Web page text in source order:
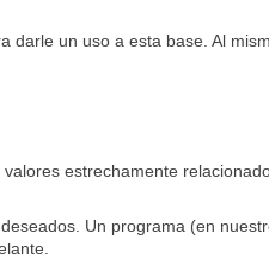
darle un uso a esta base. Al
estrechamente
Un programa (en